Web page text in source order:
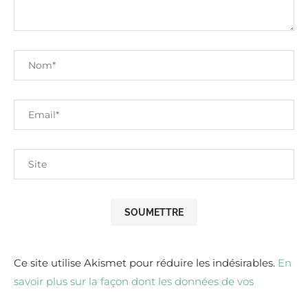
Ce site utilise Akismet pour réduire les indésirables. En
savoir plus sur la façon dont les données de vos